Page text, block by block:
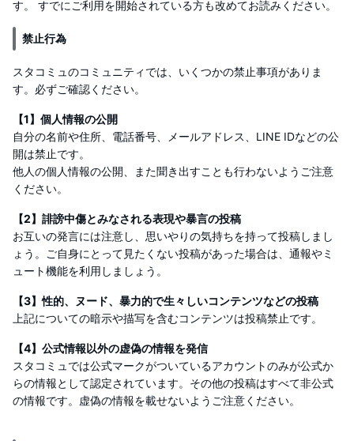
す。 すでにご利用を開始されている方も改めてお読みください。
禁止行為
スタコミュのコミュニティでは、いくつかの禁止事項がありま
す。必ずご確認ください。
【1】個人情報の公開
自分の名前や住所、電話番号、メールアドレス、LINE IDなどの公
開は禁止です。
他人の個人情報の公開、また聞き出すことも行わないようご注意
ください。
【2】誹謗中傷とみなされる表現や暴言の投稿
お互いの発言には注意し、思いやりの気持ちを持って投稿しまし
ょう。ご自身にとって見たくない投稿があった場合は、通報やミ
ュート機能を利用しましょう。
【3】性的、ヌード、暴力的で生々しいコンテンツなどの投稿
上記についての暗示や描写を含むコンテンツは投稿禁止です。
【4】公式情報以外の虚偽の情報を発信
スタコミュでは公式マークがついているアカウントのみが公式か
らの情報として認定されています。その他の投稿はすべて非公式
の情報です。虚偽の情報を載せないようご注意ください。